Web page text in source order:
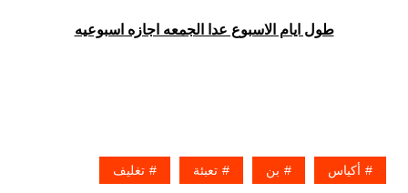
طول ايام الاسبوع عدا الجمعه اجازه اسبوعيه
أكياس بن تعبئة تغليف